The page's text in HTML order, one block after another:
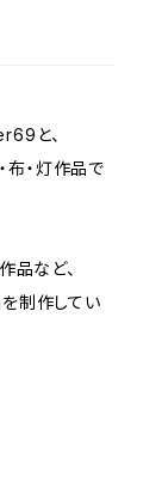
と、
・灯作品で
品など、
制作してい